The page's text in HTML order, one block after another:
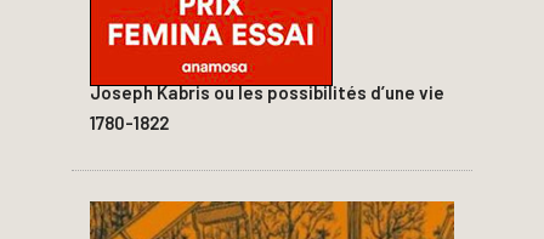
Joseph Kabris ou les possibilités d’une vie
1780-1822